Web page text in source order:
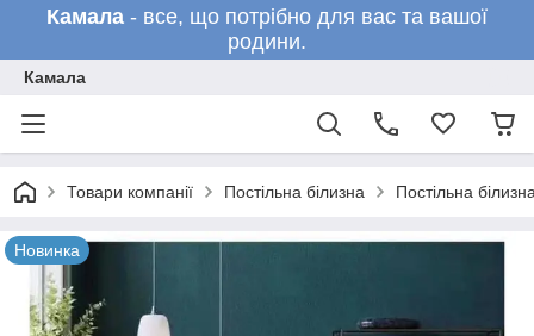
Камала - все, що потрібно для вас та вашої
родини.
Камала
Товари компанії Постільна білизна Постільна
Новинка